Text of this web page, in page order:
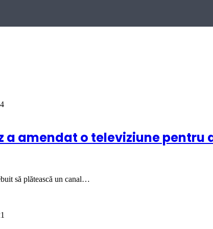
a amendat o televiziune
să plătească un canal…